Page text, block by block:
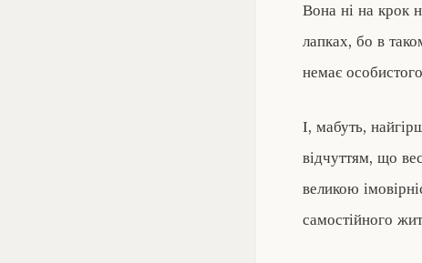
Вона ні на крок
лапках, бо в
немає
І, мабуть,
відчуттям, що
великою
самостійного